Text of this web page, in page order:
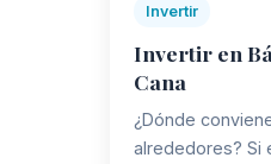
Invertir
Invertir en
Cana
¿Dónde
alrededores? Si